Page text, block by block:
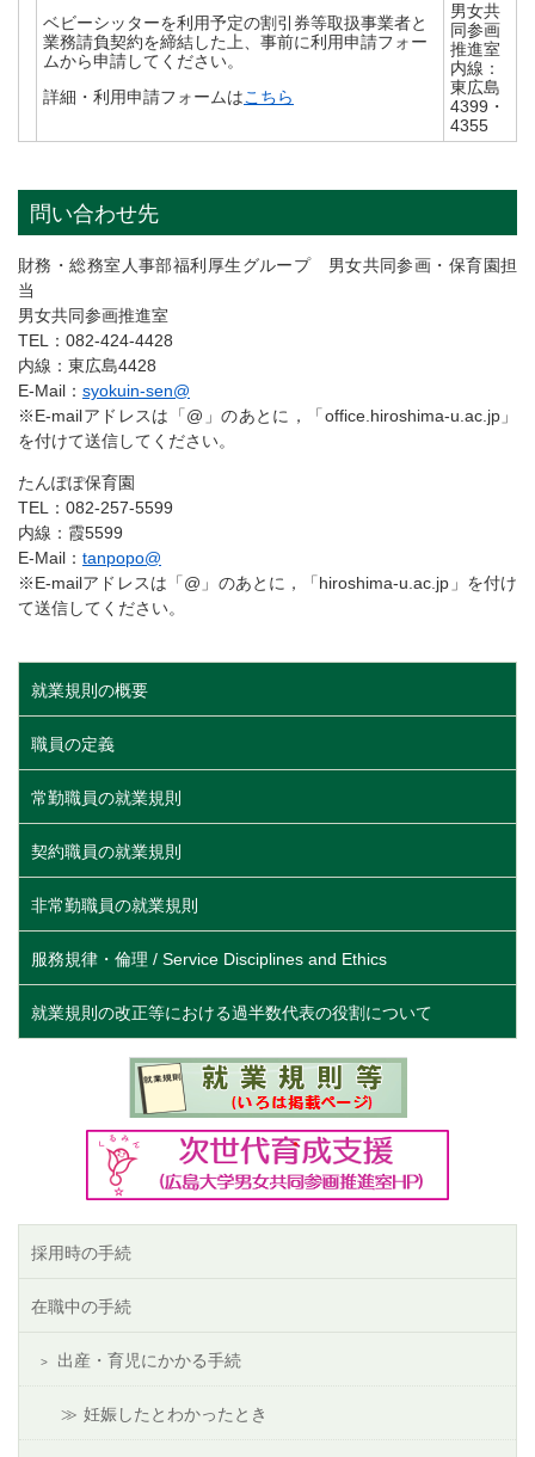
ベビーシッターを利用予定の割引券等取扱事業者と
業務請負契約を締結した上、事前に利用申請フォー
ムから申請してください。
詳細・利用申請フォームはこちら
男女共
同参画
推進室
内線：
東広島
4399・
4355
問い合わせ先
財務・総務室人事部福利厚生グループ 男女共同参画・保育園担
当
男女共同参画推進室
TEL：082-424-4428
内線：東広島4428
E-Mail： syokuin-sen@
※E-mailアドレスは「@」のあとに，「office.hiroshima-u.ac.jp」
を付けて送信してください。
たんぽぽ保育園
TEL：082-257-5599
内線：霞5599
E-Mail： tanpopo@
※E-mailアドレスは「@」のあとに，「hiroshima-u.ac.jp」を付け
て送信してください。
就業規則の概要
職員の定義
常勤職員の就業規則
契約職員の就業規則
非常勤職員の就業規則
服務規律・倫理 / Service Disciplines and Ethics
就業規則の改正等における過半数代表の役割について
採用時の手続
在職中の手続
出産・育児にかかる手続
妊娠したとわかったとき